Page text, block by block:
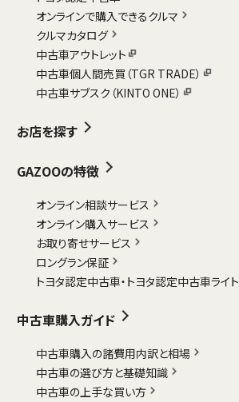
オンラインで購入できるクルマ
クルマカタログ
中古車アウトレット
中古車個人間売買（TGR TRADE）
中古車サブスク（KINTO ONE）
お店を探す
GAZOOの特徴
オンライン相談サービス
オンライン購入サービス
お取り寄せサービス
ロングラン保証
トヨタ認定中古車・ トヨタ認定中古車ライト
中古車購入ガイド
中古車購入の諸費用内訳と相場
中古車の選び方と基礎知識
中古車の上手な買い方